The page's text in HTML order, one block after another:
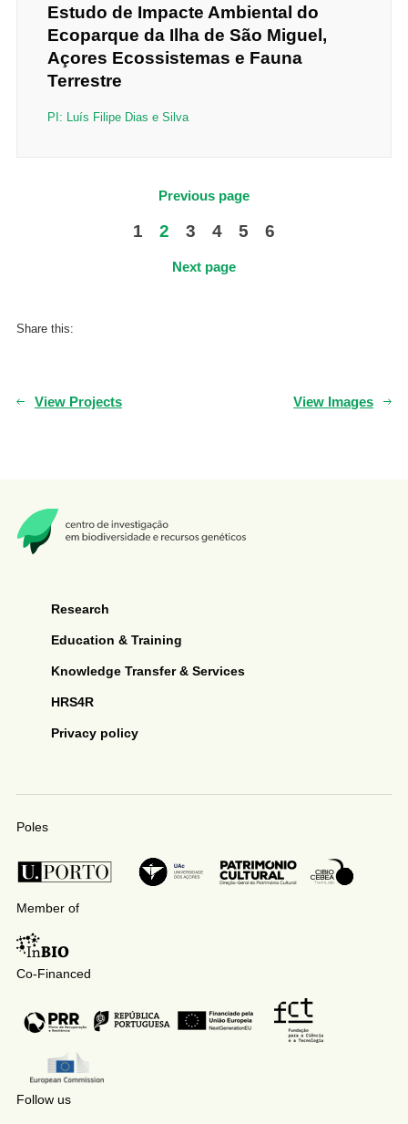
Estudo de Impacte Ambiental do
Ecoparque da Ilha de São Miguel,
Açores Ecossistemas e Fauna
Terrestre
PI: Luís Filipe Dias e Silva
Previous page
1 2 3 4 5 6
Next page
Share this:
View Projects View Images
Research
Education & Training
Knowledge Transfer & Services
HRS4R
Privacy policy
Poles
Member of
Co-Financed
Follow us